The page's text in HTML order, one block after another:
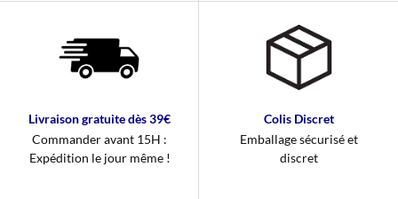
Livraison gratuite dès 39€
Commander avant 15H :
Expédition le jour même !
Colis Discret
Emballage sécurisé et
discret